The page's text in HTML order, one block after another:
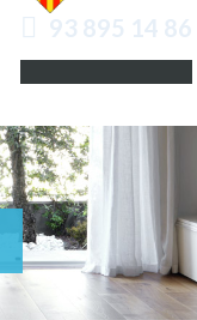
93 895 14 86